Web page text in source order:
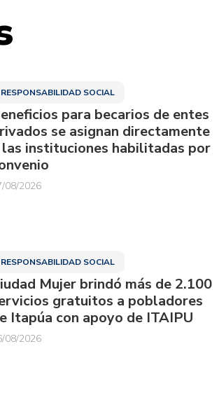
RESPONSABILIDAD SOCIAL
para becarios de entes
se asignan directamente
las instituciones habilitadas por
08/2026
RESPONSABILIDAD SOCIAL
Mujer brindó más de 2.100
gratuitos a pobladores
Itapúa con apoyo de ITAIPU
08/2026